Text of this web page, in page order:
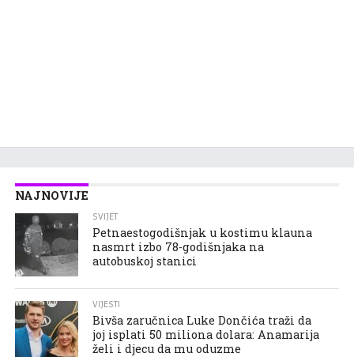
NAJNOVIJE
SVIJET
Petnaestogodišnjak u kostimu klauna
nasmrt izbo 78-godišnjaka na
autobuskoj stanici
VIJESTI
Bivša zaručnica Luke Dončića traži da
joj isplati 50 miliona dolara: Anamarija
želi i djecu da mu oduzme